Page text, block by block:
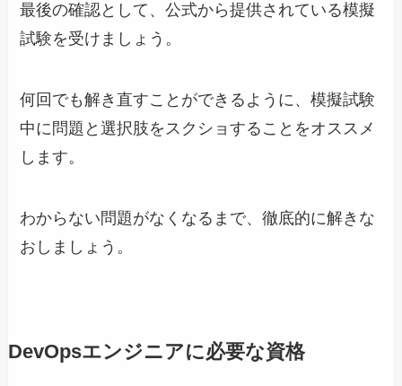
最後の確認として、公式から提供されている模擬
試験を受けましょう。
何回でも解き直すことができるように、模擬試験
中に問題と選択肢をスクショすることをオススメ
します。
わからない問題がなくなるまで、徹底的に解きな
おしましょう。
DevOpsエンジニアに必要な資格